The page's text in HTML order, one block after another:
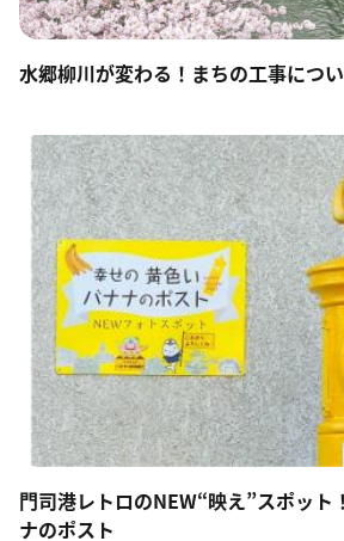
水郷柳川が変わる！まちの工事につ
門司港レトロのNEW“映え”スポット
ナのポスト